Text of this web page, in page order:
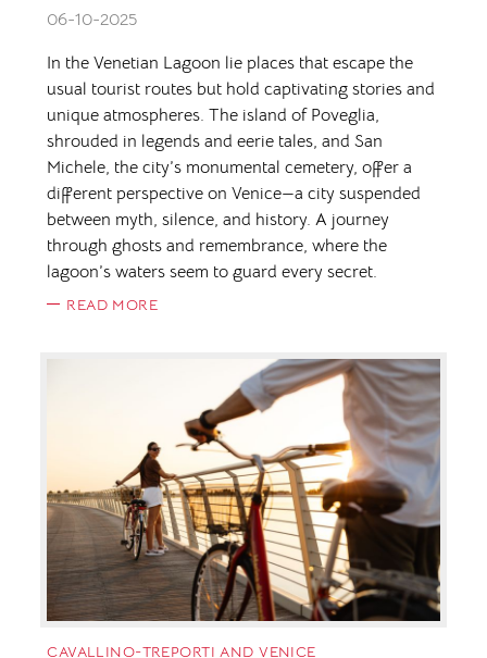
06-10-2025
In the Venetian Lagoon lie places that escape the
usual tourist routes but hold captivating stories and
unique atmospheres. The island of Poveglia,
shrouded in legends and eerie tales, and San
Michele, the city’s monumental cemetery, offer a
different perspective on Venice—a city suspended
between myth, silence, and history. A journey
through ghosts and remembrance, where the
lagoon’s waters seem to guard every secret.
READ MORE
CAVALLINO-TREPORTI AND VENICE